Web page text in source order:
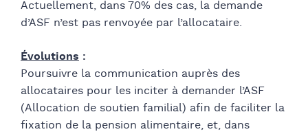
Actuellement, dans 70% des cas, la demande
d’ASF n’est pas renvoyée par l’allocataire.
Évolutions :
Poursuivre la communication auprès des
allocataires pour les inciter à demander l’ASF
(Allocation de soutien familial) afin de faciliter la
fixation de la pension alimentaire, et, dans